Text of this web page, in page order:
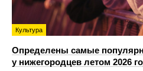
Культура
Определены самые
у нижегородцев летом 2026